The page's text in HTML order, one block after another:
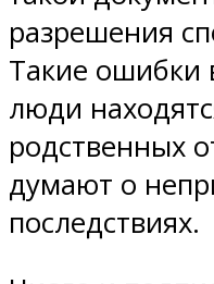
разрешения
Такие ошибки
люди
родственных
думают о
последствиях.